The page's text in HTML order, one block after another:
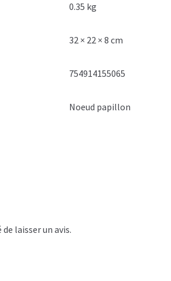
0.35 kg
32 × 22 × 8 cm
754914155065
Noeud papillon
laisser un avis.